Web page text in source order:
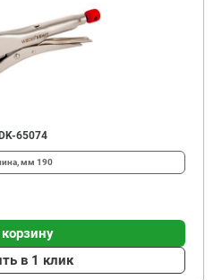
65074
мм 190
в 1 клик